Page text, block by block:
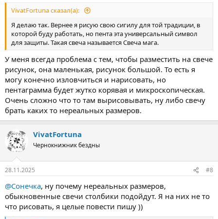
VivatFortuna сказал(а):
Я делаю так. Вернее я рисую свою сигилу для той традиции, в
которой буду работать, но пента эта универсальный символ
для защиты. Такая свеча называется Свеча мага.
У меня всегда проблема с тем, чтобы разместить на свече
рисунок, она маленькая, рисунок большой. То есть я
могу конечно изловчиться и нарисовать, но
пентаграмма будет жутко корявая и микроскопическая.
Очень сложно что то там вырисовывать, ну либо свечу
брать каких то нереальных размеров.
VivatFortuna
Чернокнижник бездны
28.11.2025 #8
@Сонечка, ну почему нереальных размеров,
обыкновенные свечи столбики подойдут. Я на них не то
что рисовать, я целые повести пишу ))